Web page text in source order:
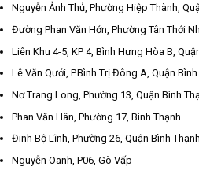
Nguyễn Ảnh Thủ, Phường Hiệp Thành,
Đường Phan Văn Hớn, Phường Tân Thới
Liên Khu 4-5, KP 4, Bình Hưng Hòa B,
Lê Văn Qưới, P.Bình Trị Đông A, Quận Bình
Nơ Trang Long, Phường 13, Quận Bình
Phan Văn Hân, Phường 17, Bình Thạnh
Đinh Bộ Lĩnh, Phường 26, Quận Bình Thạnh
Nguyễn Oanh, P06, Gò Vấp